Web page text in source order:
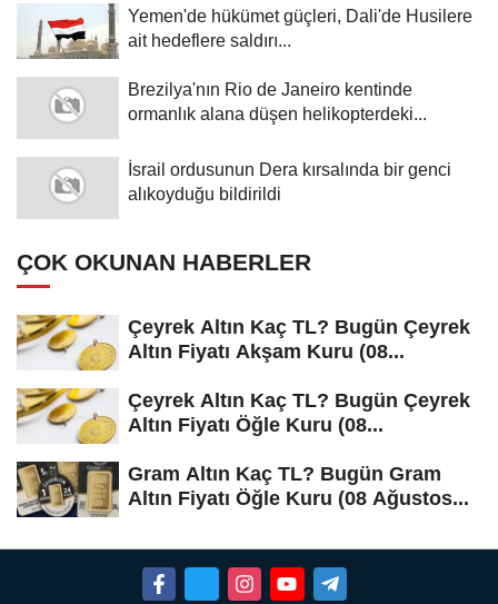
Yemen'de hükümet güçleri, Dali'de Husilere
ait hedeflere saldırı...
Brezilya'nın Rio de Janeiro kentinde
ormanlık alana düşen helikopterdeki...
İsrail ordusunun Dera kırsalında bir genci
alıkoyduğu bildirildi
ÇOK OKUNAN HABERLER
Çeyrek Altın Kaç TL? Bugün Çeyrek
Altın Fiyatı Akşam Kuru (08...
Çeyrek Altın Kaç TL? Bugün Çeyrek
Altın Fiyatı Öğle Kuru (08...
Gram Altın Kaç TL? Bugün Gram
Altın Fiyatı Öğle Kuru (08 Ağustos...